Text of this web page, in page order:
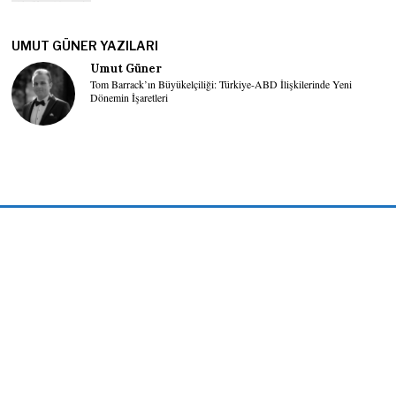
UMUT GÜNER YAZILARI
Umut Güner
Tom Barrack’ın Büyükelçiliği: Türkiye-ABD İlişkilerinde Yeni
Dönemin İşaretleri